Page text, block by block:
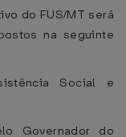
do FUS/MT será
na seguinte
Social e
Governador do